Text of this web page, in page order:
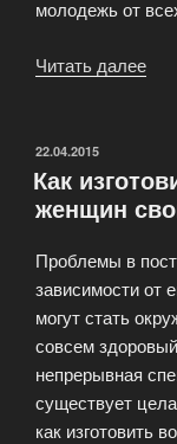
молодежь от
Читать далее
до
ОПУБЛИКОВАНО
22.04.2015
Как
женщин
Проблемы в
зависимости от
могут стать
совсем
непрерывная
существует
как изготовить